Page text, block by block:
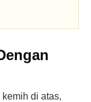
di atas,